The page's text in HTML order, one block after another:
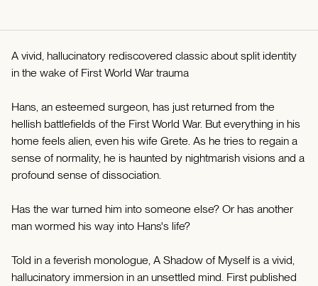
A vivid, hallucinatory rediscovered classic about split identity
in the wake of First World War trauma
Hans, an esteemed surgeon, has just returned from the
hellish battlefields of the First World War. But everything in his
home feels alien, even his wife Grete. As he tries to regain a
sense of normality, he is haunted by nightmarish visions and a
profound sense of dissociation.
Has the war turned him into someone else? Or has another
man wormed his way into Hans's life?
Told in a feverish monologue, A Shadow of Myself is a vivid,
hallucinatory immersion in an unsettled mind. First published